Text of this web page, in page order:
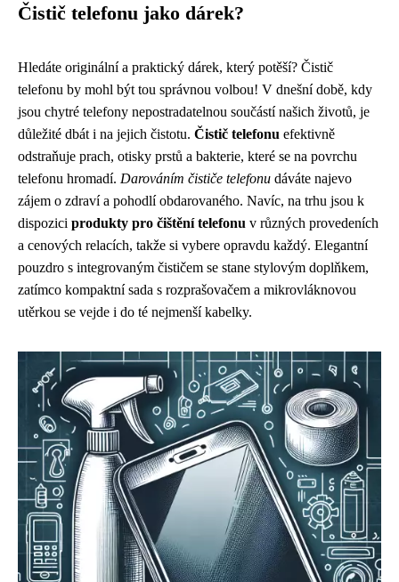
Čistič telefonu jako dárek?
Hledáte originální a praktický dárek, který potěší? Čistič
telefonu by mohl být tou správnou volbou! V dnešní době, kdy
jsou chytré telefony nepostradatelnou součástí našich životů, je
důležité dbát i na jejich čistotu. Čistič telefonu efektivně
odstraňuje prach, otisky prstů a bakterie, které se na povrchu
telefonu hromadí. Darováním čističe telefonu dáváte najevo
zájem o zdraví a pohodlí obdarovaného. Navíc, na trhu jsou k
dispozici produkty pro čištění telefonu v různých provedeních
a cenových relacích, takže si vybere opravdu každý. Elegantní
pouzdro s integrovaným čističem se stane stylovým doplňkem,
zatímco kompaktní sada s rozprašovačem a mikrovláknovou
utěrkou se vejde i do té nejmenší kabelky.